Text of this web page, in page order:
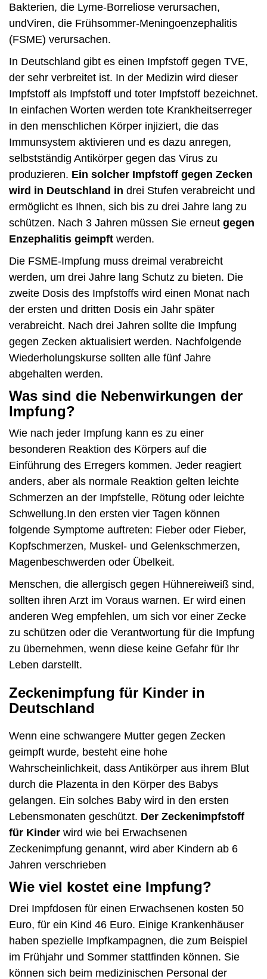
Bakterien, die Lyme-Borreliose verursachen,
undViren, die Frühsommer-Meningoenzephalitis
(FSME) verursachen.
In Deutschland gibt es einen Impfstoff gegen TVE,
der sehr verbreitet ist. In der Medizin wird dieser
Impfstoff als Impfstoff und toter Impfstoff bezeichnet.
In einfachen Worten werden tote Krankheitserreger
in den menschlichen Körper injiziert, die das
Immunsystem aktivieren und es dazu anregen,
selbstständig Antikörper gegen das Virus zu
produzieren. Ein solcher Impfstoff gegen Zecken
wird in Deutschland in drei Stufen verabreicht und
ermöglicht es Ihnen, sich bis zu drei Jahre lang zu
schützen. Nach 3 Jahren müssen Sie erneut gegen
Enzephalitis geimpft werden.
Die FSME-Impfung muss dreimal verabreicht
werden, um drei Jahre lang Schutz zu bieten. Die
zweite Dosis des Impfstoffs wird einen Monat nach
der ersten und dritten Dosis ein Jahr später
verabreicht. Nach drei Jahren sollte die Impfung
gegen Zecken aktualisiert werden. Nachfolgende
Wiederholungskurse sollten alle fünf Jahre
abgehalten werden.
Was sind die Nebenwirkungen der
Impfung?
Wie nach jeder Impfung kann es zu einer
besonderen Reaktion des Körpers auf die
Einführung des Erregers kommen. Jeder reagiert
anders, aber als normale Reaktion gelten leichte
Schmerzen an der Impfstelle, Rötung oder leichte
Schwellung.In den ersten vier Tagen können
folgende Symptome auftreten: Fieber oder Fieber,
Kopfschmerzen, Muskel- und Gelenkschmerzen,
Magenbeschwerden oder Übelkeit.
Menschen, die allergisch gegen Hühnereiweiß sind,
sollten ihren Arzt im Voraus warnen. Er wird einen
anderen Weg empfehlen, um sich vor einer Zecke
zu schützen oder die Verantwortung für die Impfung
zu übernehmen, wenn diese keine Gefahr für Ihr
Leben darstellt.
Zeckenimpfung für Kinder in
Deutschland
Wenn eine schwangere Mutter gegen Zecken
geimpft wurde, besteht eine hohe
Wahrscheinlichkeit, dass Antikörper aus ihrem Blut
durch die Plazenta in den Körper des Babys
gelangen. Ein solches Baby wird in den ersten
Lebensmonaten geschützt. Der Zeckenimpfstoff
für Kinder wird wie bei Erwachsenen
Zeckenimpfung genannt, wird aber Kindern ab 6
Jahren verschrieben
Wie viel kostet eine Impfung?
Drei Impfdosen für einen Erwachsenen kosten 50
Euro, für ein Kind 46 Euro. Einige Krankenhäuser
haben spezielle Impfkampagnen, die zum Beispiel
im Frühjahr und Sommer stattfinden können. Sie
können sich beim medizinischen Personal der